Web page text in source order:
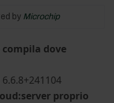
by Microchip
dove
6.6.8+241104
proprio